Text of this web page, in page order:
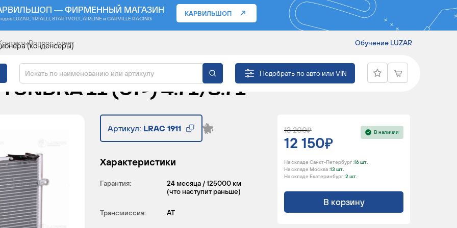
— ФИРМЕННЫЙ МАГАЗИН
LUZAR, TRIALLI, STARTVOLT, AIRLINE и CARVILLE RACING
КАРВИЛЬШОП
Вопрос-ответ Обучение LUZAR
Подобрать по авто или VIN
(конденсеры)
ДЛЯ АВТОМОБИЛЕЙ
II (07-) 4.7I/5.7I
Артикул: LRAC 1911
Характеристики
Гарантия:
24 месяца / 125000 км
(что наступит раньше)
Трансмиссия: AT
13 200
12 150
В наличии
На складе Санкт-Петербург :16 шт.
На складе Москва :13 шт.
На складе Екатеринбург :2 шт.
В корзину